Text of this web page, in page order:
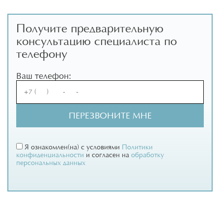
Получите предварительную
консультацию специалиста по
телефону
Ваш телефон:
Я ознакомлен(на) с условиями Политики
конфиденциальности и согласен на обработку
персональных данных